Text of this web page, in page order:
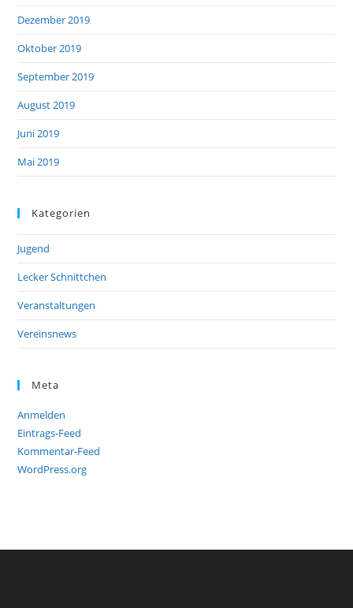
Dezember 2019
Oktober 2019
September 2019
August 2019
Juni 2019
Mai 2019
Kategorien
Jugend
Lecker Schnittchen
Veranstaltungen
Vereinsnews
Meta
Anmelden
Eintrags-Feed
Kommentar-Feed
WordPress.org